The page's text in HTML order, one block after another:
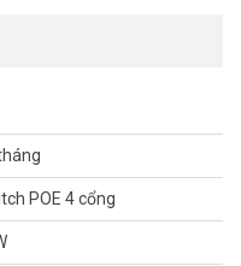
bị điện tử được người tiêu
mang tới nhiều tính năng
ứng dụng như chuông cửa
vẫn là trong các hệ thống
POE 4 cổng